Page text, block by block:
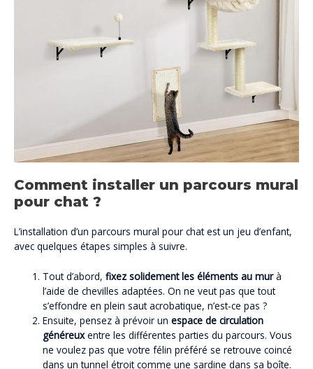
Comment installer un parcours mural
pour chat ?
L’installation d’un parcours mural pour chat est un jeu d’enfant,
avec quelques étapes simples à suivre.
Tout d’abord,fixez solidement les éléments au murà
l’aide de chevilles adaptées. On ne veut pas que tout
s’effondre en plein saut acrobatique, n’est-ce pas ?
Ensuite, pensez à prévoir unespace de circulation
généreuxentre les différentes parties du parcours. Vous
ne voulez pas que votre félin préféré se retrouve coincé
dans un tunnel étroit comme une sardine dans sa boîte.